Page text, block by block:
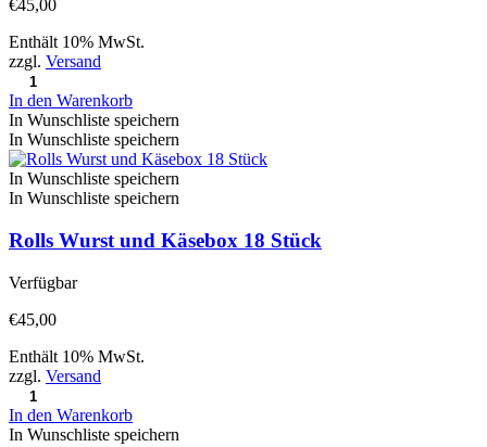
€45,00
Enthält 10% MwSt.
zzgl. Versand
In den Warenkorb
In Wunschliste speichern
In Wunschliste speichern
In Wunschliste speichern
In Wunschliste speichern
Rolls Wurst und Käsebox 18 Stück
Verfügbar
€45,00
Enthält 10% MwSt.
zzgl. Versand
In den Warenkorb
In Wunschliste speichern